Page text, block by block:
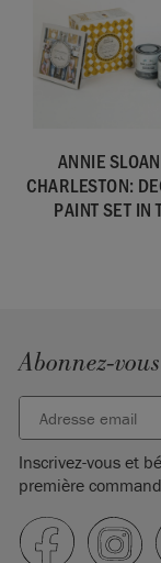
ANNIE
CHARLESTON:
PAINT SET IN
Abonnez-
Inscrivez-vous et
première